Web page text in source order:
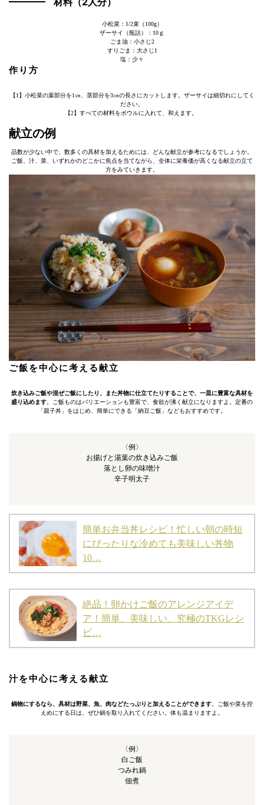
小松菜：1/2束（100g）
ザーサイ（瓶詰）：10ｇ
ごま油：小さじ2
すりごま：大さじ1
塩：少々
作り方
【1】小松菜の葉部分を1㎝、茎部分を3㎝の長さにカットします。ザーサイは細切れにしてく
ださい。
【2】すべての材料をボウルに入れて、和えます。
献立の例
品数が少ない中で、数多くの具材を加えるためには、どんな献立が参考になるでしょうか。
ご飯、汁、菜、いずれかのどこかに焦点を当てながら、全体に栄養価が高くなる献立の立て
方をみていきます。
ご飯を中心に考える献立
炊き込みご飯や混ぜご飯にしたり、また丼物に仕立てたりすることで、一皿に豊富な具材を
盛り込めます 。ご飯ものはバリエーションも豊富で、食欲が沸く献立になりますよ。定番の
「親子丼」をはじめ、簡単にできる「納豆ご飯」などもおすすめです。
〈例〉
お揚げと湯葉の炊き込みご飯
落とし卵の味噌汁
辛子明太子
簡単お弁当丼レシピ！忙しい朝の時短
にぴったりな冷めても美味しい丼物
10…
絶品！卵かけご飯のアレンジアイデ
ア！簡単、美味しい、究極のTKGレシ
ピ…
汁を中心に考える献立
鍋物にするなら、具材は野菜、魚、肉などたっぷりと加えることができます 。ご飯や菜を控
えめにする日は、ぜひ鍋を取り入れてください。体も温まりますよ。
〈例〉
白ご飯
つみれ鍋
佃煮